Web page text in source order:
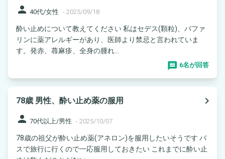
person 40代/女性 - 2025/09/18
酔い止めについて教えてください 私はセデス(顆粒)、バファ
リンに薬アレルギーがあり、医師より禁忌と言われていま
す。発赤、蕁麻疹、全身の腫れ...
6名が回答
78歳 男性、酔い止め薬の服用
navigate_next
person 70代以上/男性 - 2025/10/07
78歳の祖父が酔い止め薬(アネロン)を服用したいそうです バ
スで旅行に行くので一応服用しておきたい これまでに酔い止